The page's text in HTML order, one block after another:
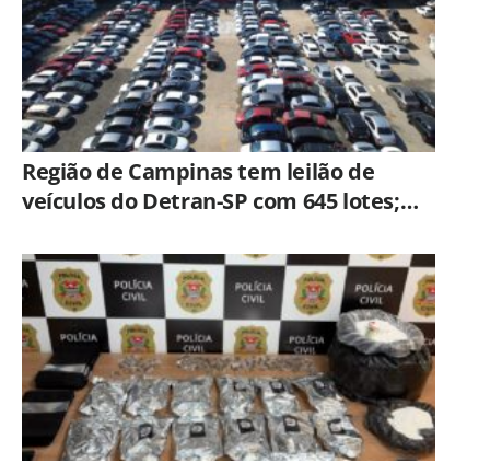
Região de Campinas tem leilão de
veículos do Detran-SP com 645 lotes;